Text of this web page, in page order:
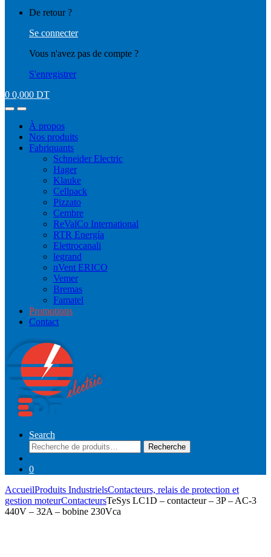
De retour ?
Se connecter
Vous n'avez pas de compte ?
S'enregistrer
0 0,000 DT
À propos
Nos produits
Fabriquants
Schneider Electric
Hager
Klauke
Cellpack
Pizzato
Cembre
ReValCo International
RTR Energía
Elettrocanali
legrand
nVent ERICO
Vemer
Bremas
Famatel
Promotions
Contact
Search
Recherche
pour :
Recherche
0
AccueilProduits IndustrielsContacteurs, relais de protection et
gestion moteurContacteursTeSys LC1D – contacteur – 3P – AC-3
440V – 32A – bobine 230Vca